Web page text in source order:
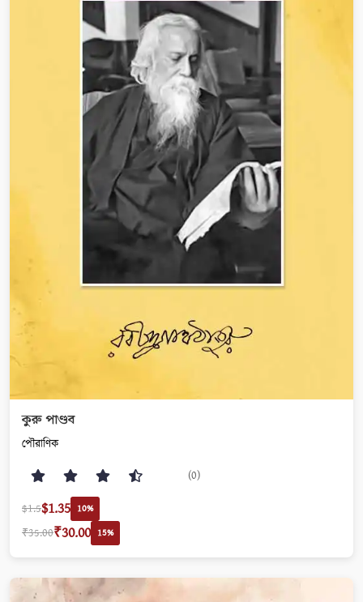
কুরু পাণ্ডব
পৌরাণিক
(0)
$1.5$1.35 10%
₹35.00₹30.00 15%